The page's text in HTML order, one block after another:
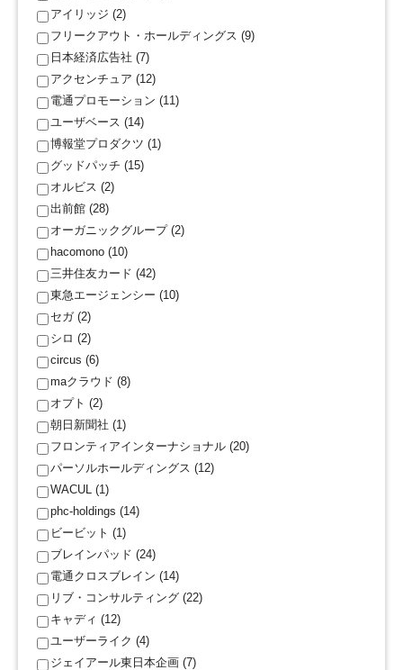
アイリッジ (2)
フリークアウト・ホールディングス (9)
日本経済広告社 (7)
アクセンチュア (12)
電通プロモーション (11)
ユーザベース (14)
博報堂プロダクツ (1)
グッドパッチ (15)
オルビス (2)
出前館 (28)
オーガニックグループ (2)
hacomono (10)
三井住友カード (42)
東急エージェンシー (10)
セガ (2)
シロ (2)
circus (6)
maクラウド (8)
オプト (2)
朝日新聞社 (1)
フロンティアインターナショナル (20)
パーソルホールディングス (12)
WACUL (1)
phc-holdings (14)
ビービット (1)
ブレインパッド (24)
電通クロスブレイン (14)
リブ・コンサルティング (22)
キャディ (12)
ユーザーライク (4)
ジェイアール東日本企画 (7)